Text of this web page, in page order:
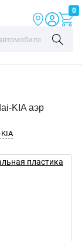
0
KIA аэр